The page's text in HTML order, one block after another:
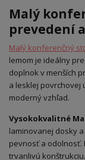
Malý
prevedení
Malý konferenčný
lemom je ideálny
doplnok v menších
a lesklej povrchovej
moderný vzhľad.
Vysokokvalitné
laminovanej dosky
pevnosť a odolnosť.
trvanlivú konštrukciu.